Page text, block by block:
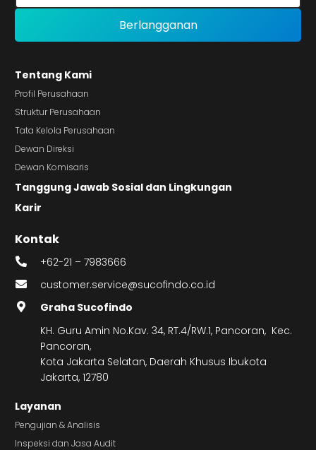
Tentang Kami
Profil Perusahaan
Struktur Perusahaan
Tata Kelola Perusahaan
Dewan Direksi
Dewan Komisaris
Tanggung Jawab Sosial dan Lingkungan
Karir
Kontak
+62-21 – 7983666
customer.service@sucofindo.co.id
Graha Sucofindo
KH. Guru Amin No.Kav. 34, RT.4/RW.1, Pancoran, Kec.
Pancoran,
Kota Jakarta Selatan, Daerah Khusus Ibukota
Jakarta, 12780
Layanan
Pengujian & Analisis
Inspeksi dan Jasa Audit